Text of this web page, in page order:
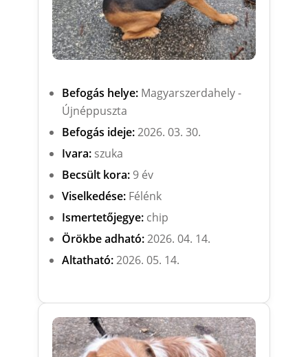
Befogás helye:Magyarszerdahely -
Újnéppuszta
Befogás ideje:2026. 03. 30.
Ivara:szuka
Becsült kora:9 év
Viselkedése:Félénk
Ismertetőjegye:chip
Örökbe adható:2026. 04. 14.
Altatható:2026. 05. 14.